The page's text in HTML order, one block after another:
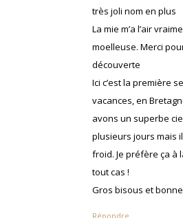
très joli nom en plus
La mie m’a l’air
moelleuse. Merci
découverte
Ici c’est la première
vacances, en
avons un superbe
plusieurs jours mais
froid. Je préfère ça à
tout cas !
Gros bisous et
Répondre